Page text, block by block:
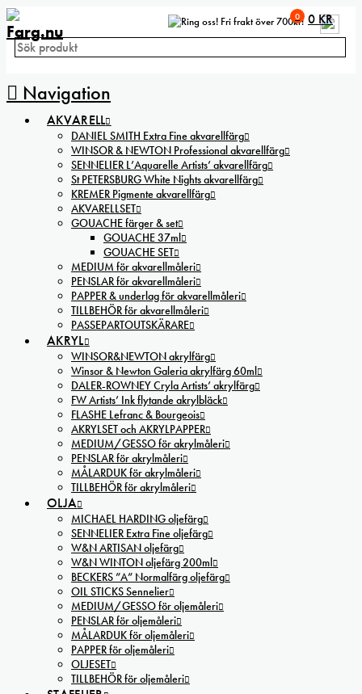
Fri frakt över 700kr!
Navigation
0 0 KR
AKVARELL
DANIEL SMITH Extra Fine akvarellfärg
WINSOR & NEWTON Professional akvarellfärg
SENNELIER L’Aquarelle Artists’ akvarellfärg
St PETERSBURG White Nights akvarellfärg
KREMER Pigmente akvarellfärg
AKVARELLSET
GOUACHE färger & set
GOUACHE 37ml
GOUACHE SET
MEDIUM för akvarellmåleri
PENSLAR för akvarellmåleri
PAPPER & underlag för akvarellmåleri
TILLBEHÖR för akvarellmåleri
PASSEPARTOUTSKÄRARE
AKRYL
WINSOR&NEWTON akrylfärg
Winsor & Newton Galeria akrylfärg 60ml
DALER-ROWNEY Cryla Artists’ akrylfärg
FW Artists’ Ink flytande akrylbläck
FLASHE Lefranc & Bourgeois
AKRYLSET och AKRYLPAPPER
MEDIUM/GESSO för akrylmåleri
PENSLAR för akrylmåleri
MÅLARDUK för akrylmåleri
TILLBEHÖR för akrylmåleri
OLJA
MICHAEL HARDING oljefärg
SENNELIER Extra Fine oljefärg
W&N ARTISAN oljefärg
W&N WINTON oljefärg 200ml
BECKERS ”A” Normalfärg oljefärg
OIL STICKS Sennelier
MEDIUM/GESSO för oljemåleri
PENSLAR för oljemåleri
MÅLARDUK för oljemåleri
PAPPER för oljemåleri
OLJESET
TILLBEHÖR för oljemåleri